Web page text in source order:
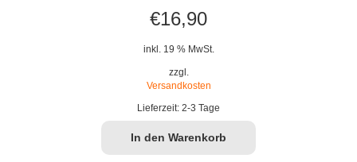
€16,90
inkl. 19 % MwSt.
zzgl.
Versandkosten
Lieferzeit: 2-3 Tage
In den Warenkorb